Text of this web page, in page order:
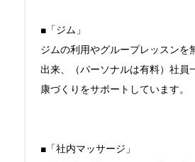
■「ジム」
ジムの利用やグループレッスンを
出来、（パーソナルは有料）社員
康づくりをサポートしています。
■「社内マッサージ」